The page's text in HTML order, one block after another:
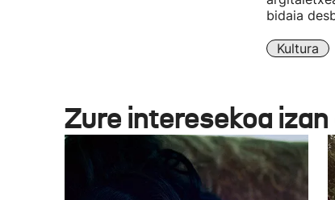
bidaia
Kultura
Zure interesekoa